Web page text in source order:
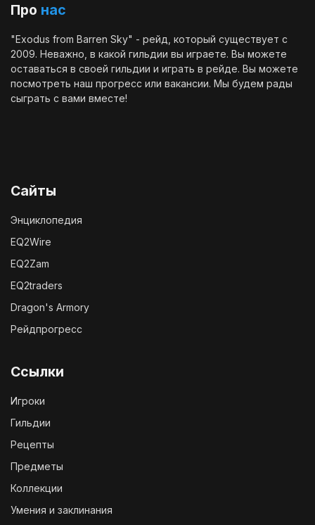
Про нас
"Exodus from Barren Sky" - рейд, который существует с
2009. Неважно, в какой гильдии вы играете. Вы можете
оставаться в своей гильдии и играть в рейде. Вы можете
посмотреть наш прогресс или вакансии. Мы будем рады
сыграть с вами вместе!
Сайты
Энциклопедия
EQ2Wire
EQ2Zam
EQ2traders
Dragon's Armory
Рейдпрогресс
Ссылки
Игроки
Гильдии
Рецепты
Предметы
Коллекции
Умения и заклинания